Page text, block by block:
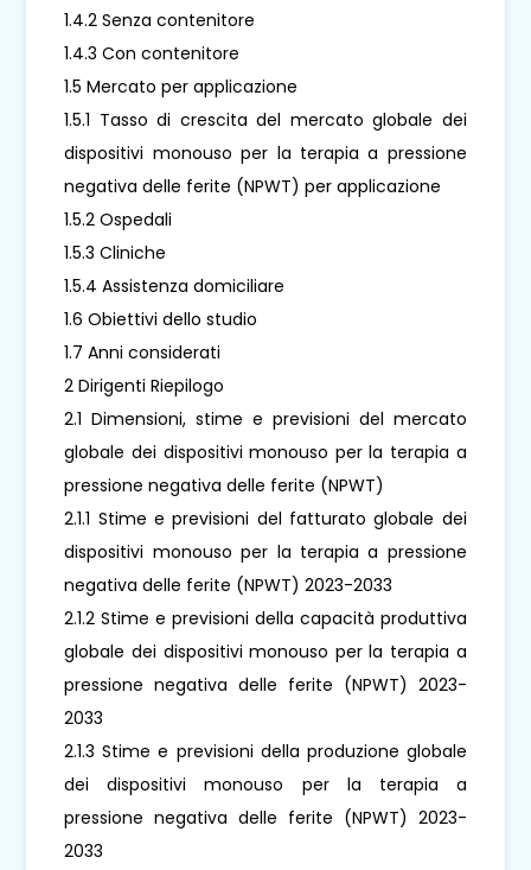
1.4.2 Senza contenitore
1.4.3 Con contenitore
1.5 Mercato per applicazione
1.5.1 Tasso di crescita del mercato globale dei
dispositivi monouso per la terapia a pressione
negativa delle ferite (NPWT) per applicazione
1.5.2 Ospedali
1.5.3 Cliniche
1.5.4 Assistenza domiciliare
1.6 Obiettivi dello studio
1.7 Anni considerati
2 Dirigenti Riepilogo
2.1 Dimensioni, stime e previsioni del mercato
globale dei dispositivi monouso per la terapia a
pressione negativa delle ferite (NPWT)
2.1.1 Stime e previsioni del fatturato globale dei
dispositivi monouso per la terapia a pressione
negativa delle ferite (NPWT) 2023-2033
2.1.2 Stime e previsioni della capacità produttiva
globale dei dispositivi monouso per la terapia a
pressione negativa delle ferite (NPWT) 2023-
2033
2.1.3 Stime e previsioni della produzione globale
dei dispositivi monouso per la terapia a
pressione negativa delle ferite (NPWT) 2023-
2033